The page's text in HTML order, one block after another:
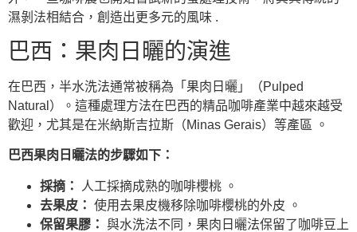
濕剝法相結合，創造出更多元的風味 .
巴西：果肉日曬的演進
在巴西，半水洗法通常被稱為「果肉日曬」（Pulped
Natural）。這種處理方法在巴西的精品咖啡產業中越來越受
歡迎，尤其是在米納斯吉拉斯（Minas Gerais）等產區 。
巴西果肉日曬法的步驟如下：
採摘：
人工採摘成熟的咖啡櫻桃 。
去果皮： 使用去果皮機移除咖啡櫻桃的外皮 。
保留果膠： 與水洗法不同，果肉日曬法保留了咖啡豆上